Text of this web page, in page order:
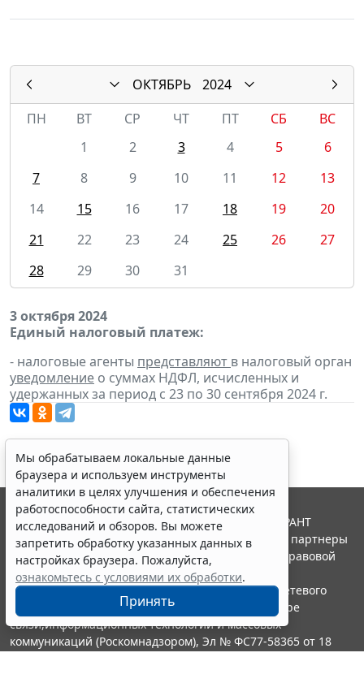
ОКТЯБРЬ
2024
ПН
ВТ СР ЧТ ПТ СБ
ВС
1
2 3 4 5
6
7
8 9 10 11 12
13
14
15 16 17 18 19
20
21
22 23 24 25 26
27
28
29 30 31
3 октября 2024
Единый налоговый платеж:
- налоговые агенты представляют в налоговый орган
уведомление о суммах НДФЛ, исчисленных и
удержанных за период с 23 по 30 сентября 2024 г.
Мы обрабатываем локальные данные
браузера и используем инструменты
аналитики в целях улучшения и обеспечения
работоспособности сайта, статистических
исследований и обзоров. Вы можете
запретить обработку указанных данных в
настройках браузера. Пожалуйста,
ознакомьтесь с условиями их обработки.
Принять
© ООО "НПП "ГАРАНТ-СЕРВИС", 2026. Система ГАРАНТ
выпускается с 1990 года. Компания "Гарант" и ее партнеры
являются участниками Российской ассоциации правовой
информации ГАРАНТ.
Портал ГАРАНТ.РУ зарегистрирован в качестве сетевого
издания Федеральной службой по надзору в сфере
связи,информационных технологий и массовых
коммуникаций (Роскомнадзором), Эл № ФС77-58365 от 18